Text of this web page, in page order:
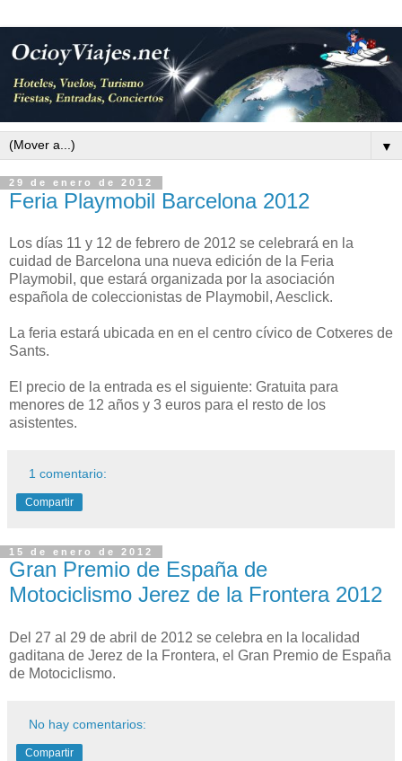
▼
29 de enero de 2012
Feria Playmobil Barcelona 2012
Los días 11 y 12 de febrero de 2012 se celebrará en la
cuidad de Barcelona una nueva edición de la Feria
Playmobil, que estará organizada por la asociación
española de coleccionistas de Playmobil, Aesclick.
La feria estará ubicada en en el centro cívico de Cotxeres de
Sants.
El precio de la entrada es el siguiente: Gratuita para
menores de 12 años y 3 euros para el resto de los
asistentes.
1 comentario:
Compartir
15 de enero de 2012
Gran Premio de España de
Motociclismo Jerez de la Frontera 2012
Del 27 al 29 de abril de 2012 se celebra en la localidad
gaditana de Jerez de la Frontera, el Gran Premio de España
de Motociclismo.
No hay comentarios:
Compartir